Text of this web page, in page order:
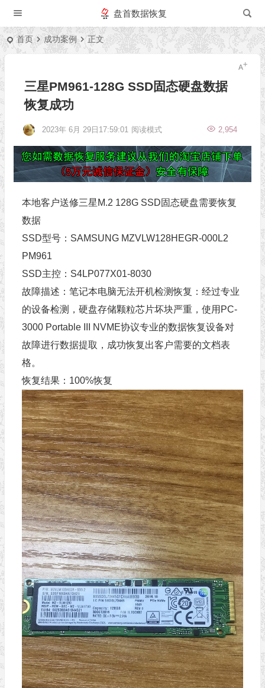
盘首数据恢复
首页 成功案例 正文
三星PM961-128G SSD固态硬盘数据
恢复成功
2023年 6月 29日17:59:01 2,954
阅读模式
本地客户送修三星M.2 128G SSD固态硬盘需要恢复
数据
SSD型号：SAMSUNG MZVLW128HEGR-000L2
PM961
SSD主控：S4LP077X01-8030
故障描述：笔记本电脑无法开机检测恢复：经过专业
的设备检测，硬盘存储颗粒芯片坏块严重，使用PC-
3000 Portable III NVME协议专业的数据恢复设备对
故障进行数据提取，成功恢复出客户需要的文档表
格。
恢复结果：100%恢复